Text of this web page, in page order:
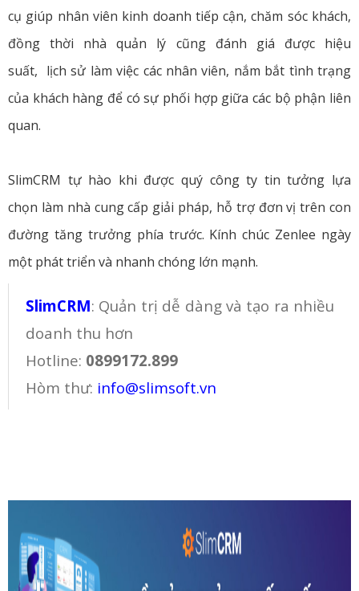
cụ giúp nhân viên kinh doanh tiếp cận, chăm sóc khách,
đồng thời nhà quản lý cũng đánh giá được hiệu
suất, lịch sử làm việc các nhân viên, nắm bắt tình trạng
của khách hàng để có sự phối hợp giữa các bộ phận liên
quan.
SlimCRM tự hào khi được quý công ty tin tưởng lựa
chọn làm nhà cung cấp giải pháp, hỗ trợ đơn vị trên con
đường tăng trưởng phía trước. Kính chúc Zenlee ngày
một phát triển và nhanh chóng lớn mạnh.
SlimCRM: Quản trị dễ dàng và tạo ra nhiều
doanh thu hơn
Hotline: 0899172.899
Hòm thư: info@slimsoft.vn